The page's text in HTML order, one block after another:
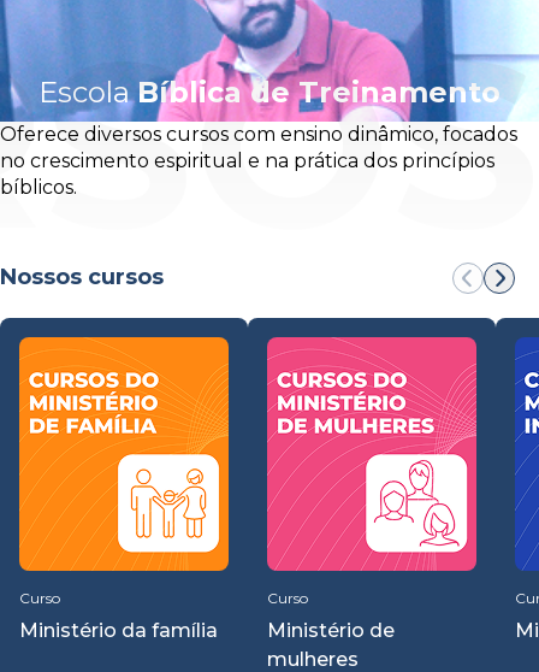
Escola Bíblica deTreinamento
Oferece diversos cursos com ensino dinâmico, focados
no crescimento espiritual e na prática dos princípios
bíblicos.
Nossos cursos
Curso
Ministério da família
Curso
Ministério de
mulheres